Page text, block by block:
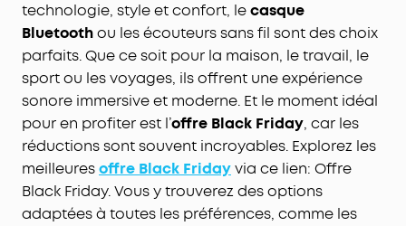
technologie, style et confort, lecasque
Bluetoothou les écouteurs sans fil sont des choix
parfaits. Que ce soit pour la maison, le travail, le
sport ou les voyages, ils offrent une expérience
sonore immersive et moderne. Et le moment idéal
pour en profiter est l’offre Black Friday, car les
réductions sont souvent incroyables. Explorez les
meilleuresoffre Black Fridayvia ce lien: Offre
Black Friday. Vous y trouverez des options
adaptées à toutes les préférences, comme les